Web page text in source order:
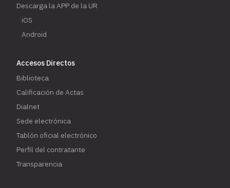
Descarga la APP de la UR
iOS
Android
Accesos Directos
Biblioteca
Calificación de Actas
Dialnet
Sede electrónica
Tablón oficial electrónico
Perfil del contratante
Transparencia